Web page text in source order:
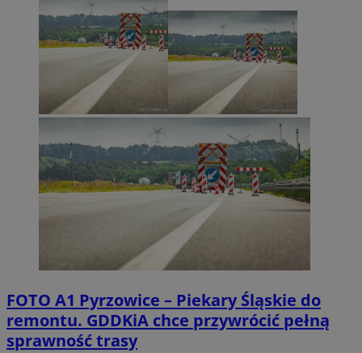
FOTO A1 Pyrzowice – Piekary Śląskie do
remontu. GDDKiA chce przywrócić pełną
sprawność trasy